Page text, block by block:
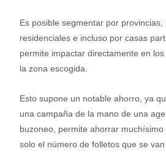
Es posible segmentar por provincias,
residenciales e incluso por casas
permite impactar directamente en
la zona escogida.
Esto supone un notable ahorro, ya
una campaña de la mano de una
buzoneo, permite ahorrar
solo el número de folletos que se